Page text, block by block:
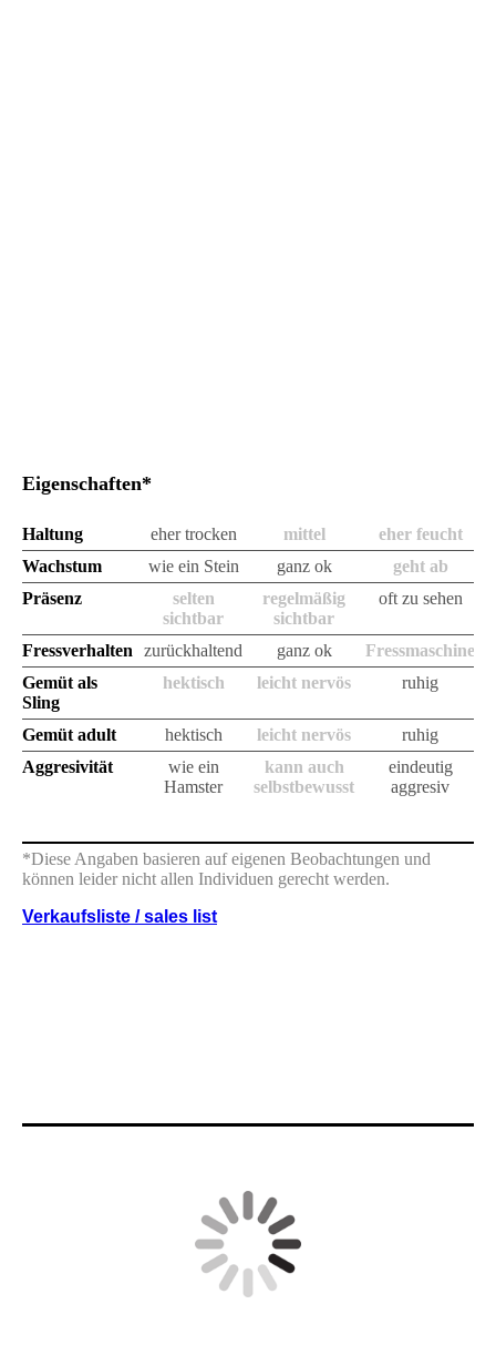
Eigenschaften*
Haltung eher trocken mittel
eher feucht
Wachstum
wie ein Stein ganz ok
geht ab
Präsenz
selten
sichtbar
regelmäßig
sichtbar
oft zu sehen
Fressverhalten zurückhaltend ganz ok
Fressmaschine
Gemüt als
Sling
hektisch leicht nervös ruhig
Gemüt adult hektisch leicht nervös
ruhig
Aggresivität
wie ein
Hamster
kann auch
selbstbewusst
eindeutig
aggresiv
*Diese Angaben basieren auf eigenen Beobachtungen und
können leider nicht allen Individuen gerecht werden.
Verkaufsliste / sales list